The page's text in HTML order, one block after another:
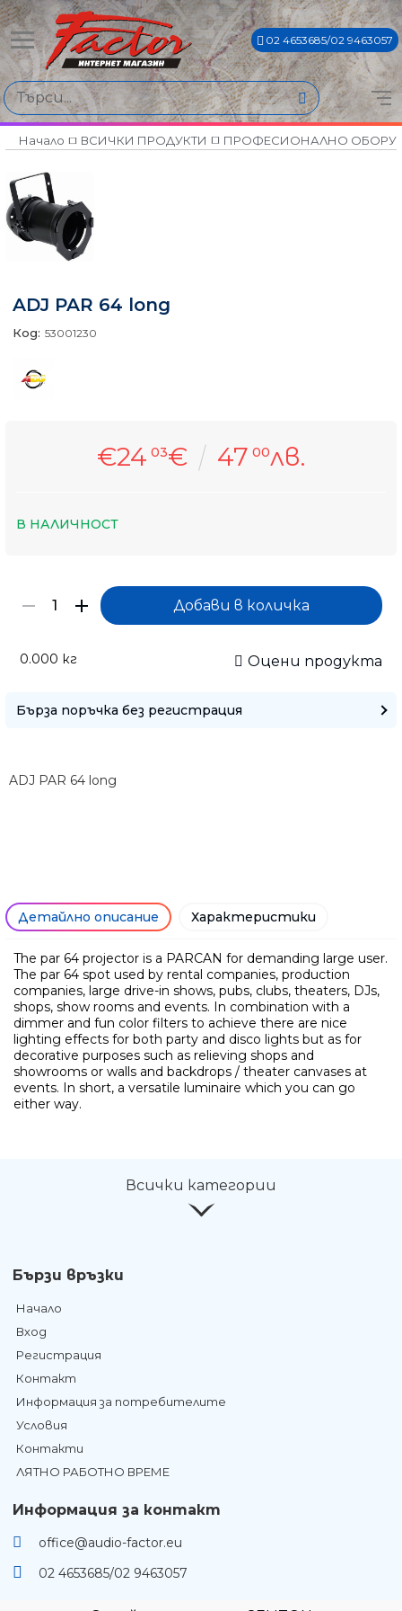
02 4653685/02 9463057
Начало ВСИЧКИ ПРОДУКТИ ПРОФЕСИОНАЛНО
ADJ PAR 64 long
Код: 53001230
€24 03€ 47 00лв.
В НАЛИЧНОСТ
0.000 кг Оцени продукта
Бърза поръчка без регистрация
Ние ще се свържем с вас в
ADJ PAR 64 long
Детайлно описание Характеристики
The par 64 projector is a PARCAN for demanding large user.
The par 64 spot used by rental companies, production
companies, large drive-in shows, pubs, clubs, theaters, DJs,
shops, show rooms and events. In combination with a
dimmer and fun color filters to achieve there are nice
lighting effects for both party and disco lights but as for
decorative purposes such as relieving shops and
showrooms or walls and backdrops / theater canvases at
events. In short, a versatile luminaire which you can go
either way.
Всички категории
Бързи връзки
Начало
Вход
Регистрация
Контакт
Информация за потребителите
Условия
Контакти
ЛЯТНО РАБОТНО ВРЕМЕ
Информация за контакт
office@audio-factor.eu
02 4653685/02 9463057